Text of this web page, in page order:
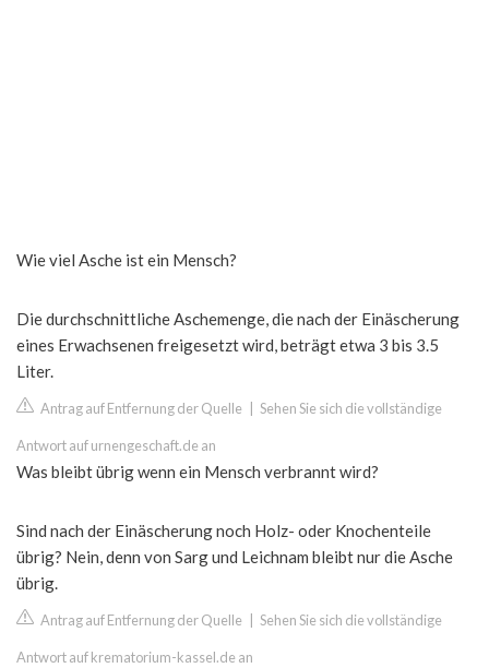
Wie viel Asche ist ein Mensch?
Die durchschnittliche Aschemenge, die nach der Einäscherung
eines Erwachsenen freigesetzt wird, beträgt etwa 3 bis 3.5
Liter.
Antrag auf Entfernung der Quelle Sehen Sie sich die vollständige
Antwort auf urnengeschaft.de an
Was bleibt übrig wenn ein Mensch verbrannt wird?
Sind nach der Einäscherung noch Holz- oder Knochenteile
übrig? Nein, denn von Sarg und Leichnam bleibt nur die Asche
übrig.
Antrag auf Entfernung der Quelle Sehen Sie sich die vollständige
Antwort auf krematorium-kassel.de an